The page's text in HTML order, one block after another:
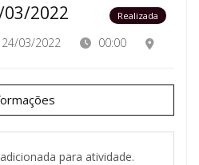
2022 Realizada
24/03/2022 00:00
para atividade.